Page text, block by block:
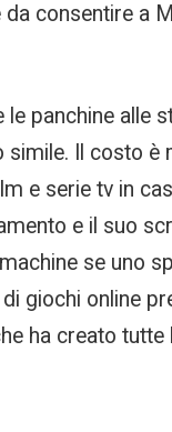
consentire a
panchine alle
simile. Il costo
e serie tv in
e il suo
se uno
giochi online
ha creato